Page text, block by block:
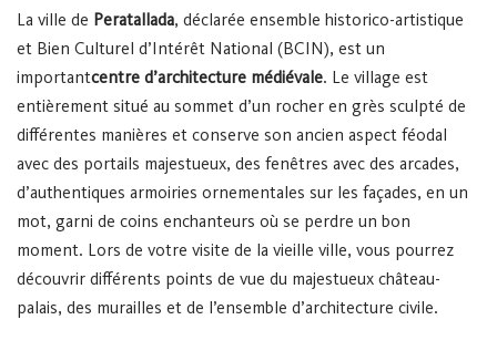
La ville de Peratallada, déclarée ensemble historico-artistique
et Bien Culturel d’Intérêt National (BCIN), est un
importantcentre d’architecture médiévale. Le village est
entièrement situé au sommet d’un rocher en grès sculpté de
différentes manières et conserve son ancien aspect féodal
avec des portails majestueux, des fenêtres avec des arcades,
d’authentiques armoiries ornementales sur les façades, en un
mot, garni de coins enchanteurs où se perdre un bon
moment. Lors de votre visite de la vieille ville, vous pourrez
découvrir différents points de vue du majestueux château-
palais, des murailles et de l’ensemble d’architecture civile.